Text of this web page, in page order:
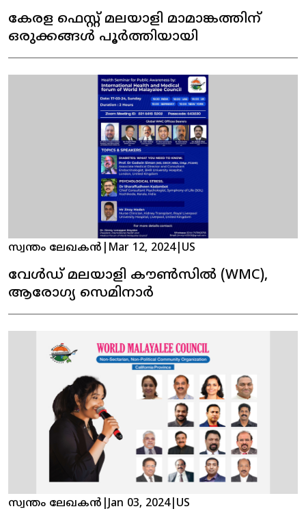
കേരള ഫെസ്റ്റ് മലയാളി മാമാങ്കത്തിന്
ഒരുക്കങ്ങൾ പൂർത്തിയായി
സ്വന്തം ലേഖകൻ Mar 12, 2024| US
വേൾഡ് മലയാളി കൗൺസിൽ (WMC),
ആരോഗ്യ സെമിനാർ
സ്വന്തം ലേഖകൻ |Jan 03, 2024| US